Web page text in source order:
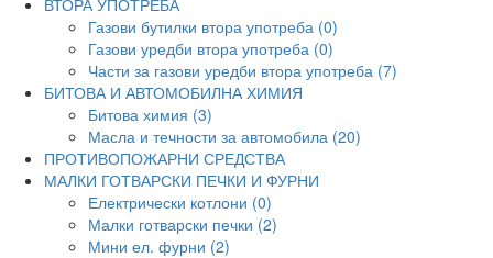
ВТОРА УПОТРЕБА
Газови бутилки втора употреба (0)
Газови уредби втора употреба (0)
Части за газови уредби втора употреба (7)
БИТОВА И АВТОМОБИЛНА ХИМИЯ
Битова химия (3)
Масла и течности за автомобила (20)
ПРОТИВОПОЖАРНИ СРЕДСТВА
МАЛКИ ГОТВАРСКИ ПЕЧКИ И ФУРНИ
Електрически котлони (0)
Малки готварски печки (2)
Мини ел. фурни (2)